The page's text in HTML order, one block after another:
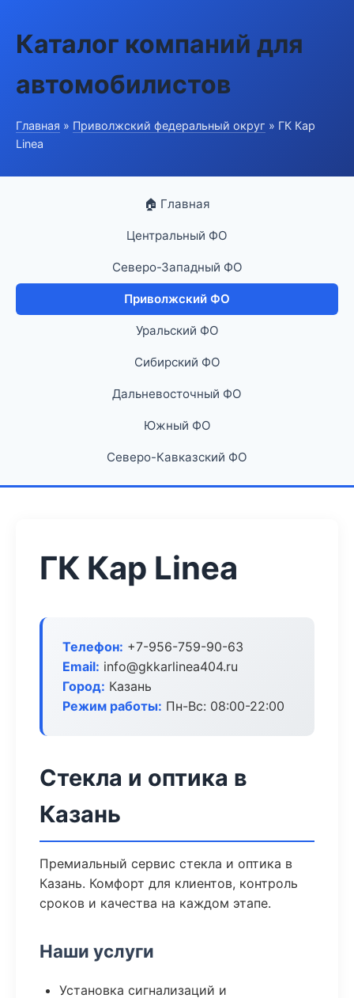
Каталог компаний для
автомобилистов
Главная » Приволжский федеральный округ » ГК Кар
Linea
🏠 Главная
Центральный ФО
Северо-Западный ФО
Приволжский ФО
Уральский ФО
Сибирский ФО
Дальневосточный ФО
Южный ФО
Северо-Кавказский ФО
ГК Кар Linea
Телефон: +7-956-759-90-63
Email: info@gkkarlinea404.ru
Город: Казань
Режим работы: Пн-Вс: 08:00-22:00
Стекла и оптика в
Казань
Премиальный сервис стекла и оптика в
Казань. Комфорт для клиентов, контроль
сроков и качества на каждом этапе.
Наши услуги
Установка сигнализаций и